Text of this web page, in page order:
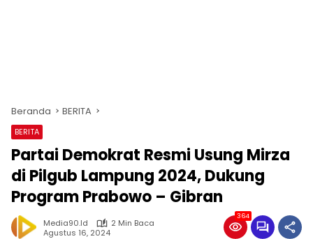
Beranda BERITA
BERITA
Partai Demokrat Resmi Usung Mirza
di Pilgub Lampung 2024, Dukung
Program Prabowo – Gibran
Media90.id
2 Min Baca
Agustus 16, 2024
364